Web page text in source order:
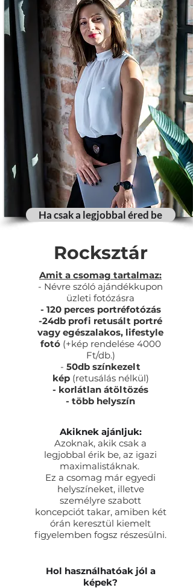
Ha csak a legjobbal éred be
Rocksztár
Amit a csomag tartalmaz:
- Névre szóló ajándékkupon
üzleti fotózásra
- 120 perces portréfotózás
-24db profi retusált portré
vagy egészalakos, lifestyle
fotó (+kép rendelése 4000
Ft/db.)
- 50db színkezelt
kép(retusálás nélkül)
- korlátlan átöltözés
- több helyszín
Akiknek ajánljuk:
Azoknak, akik csak a
legjobbal érik be, az igazi
maximalistáknak.
Ez a csomag már egyedi
helyszíneket, illetve
személyre szabott
koncepciót takar, amiben két
órán keresztül kiemelt
figyelemben fogsz részesülni.
Hol használhatóak jól a
képek?